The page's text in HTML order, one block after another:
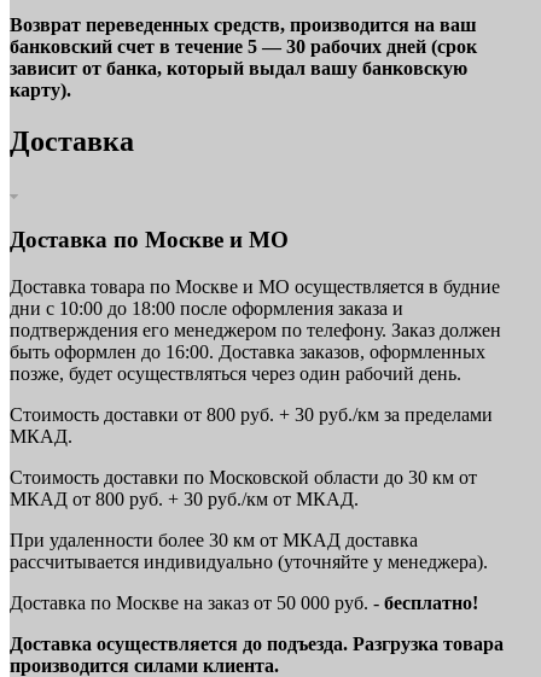
Возврат переведенных средств, производится на ваш
банковский счет в течение 5 — 30 рабочих дней (срок
зависит от банка, который выдал вашу банковскую
карту).
Доставка
Доставка по Москве и МО
Доставка товара по Москве и МО осуществляется в будние
дни с 10:00 до 18:00 после оформления заказа и
подтверждения его менеджером по телефону. Заказ должен
быть оформлен до 16:00. Доставка заказов, оформленных
позже, будет осуществляться через один рабочий день.
Стоимость доставки от 800 руб. + 30 руб./км за пределами
МКАД.
Стоимость доставки по Московской области до 30 км от
МКАД от 800 руб. + 30 руб./км от МКАД.
При удаленности более 30 км от МКАД доставка
рассчитывается индивидуально (уточняйте у менеджера).
Доставка по Москве на заказ от 50 000 руб. - бесплатно!
Доставка осуществляется до подъезда. Разгрузка товара
производится силами клиента.